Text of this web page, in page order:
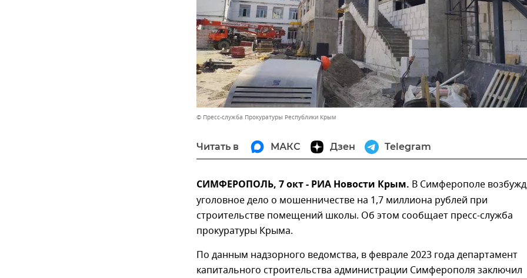
© Пресс-служба Прокуратуры Республики Крым
Читать в МАКС Дзен Telegram
СИМФЕРОПОЛЬ, 7 окт - РИА Новости Крым. В Симферополе
уголовное дело о мошенничестве на 1,7 миллиона рублей при
строительстве помещений школы. Об этом сообщает пресс-служба
прокуратуры Крыма.
По данным надзорного ведомства, в феврале 2023 года департамент
капитального строительства администрации Симферополя заключил